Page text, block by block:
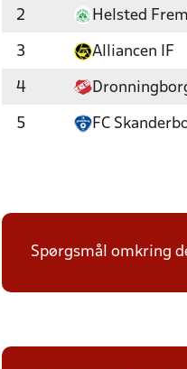
2 Helsted
3 Alliancen IF
4
5 FC
Spørgsmål omkring